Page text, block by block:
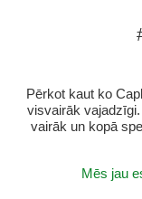
Pērkot kaut ko
visvairāk
vairāk un kopā
Mēs jau